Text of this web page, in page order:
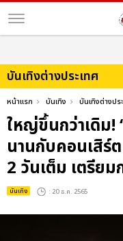
บันเทิงต่างประเทศ
หน้าแรก บันเทิง บันเทิงต่างปร
ใหญ่ขึ้นกว่าเดิม!
นานกับคอนเสิร์
2 วันเต็ม เตรีย
บันเทิง : 20 ธ.ค. 2565